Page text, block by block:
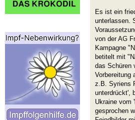
Es ist ein
unterlassen.
von der AG
Kampagne
betitelt mit
das Schüren
Vorbereitung
z.B. Syriens
unterdrückt',
Ukraine vom
gesprochen